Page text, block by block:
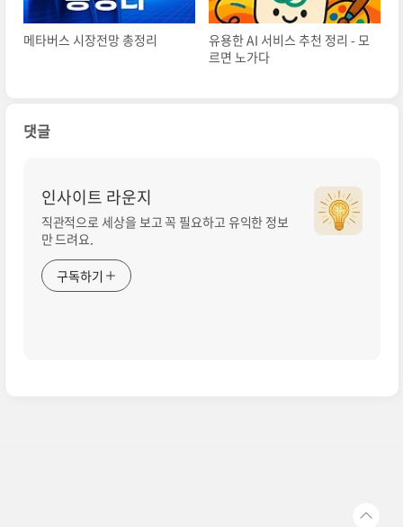
메타버스 시장전망 총정리
유용한 AI 서비스 추천 정리 - 모
르면 노가다
댓글
인사이트 라운지
직관적으로 세상을 보고 꼭 필요하고 유익한 정보
만 드려요.
구독하기